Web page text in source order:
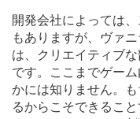
開発会社によっては
もありますが、ヴァ
は、クリエイティブ
です。ここまでゲー
かには知りません。
るからこそできるこ